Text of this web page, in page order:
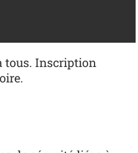
tous. Inscription